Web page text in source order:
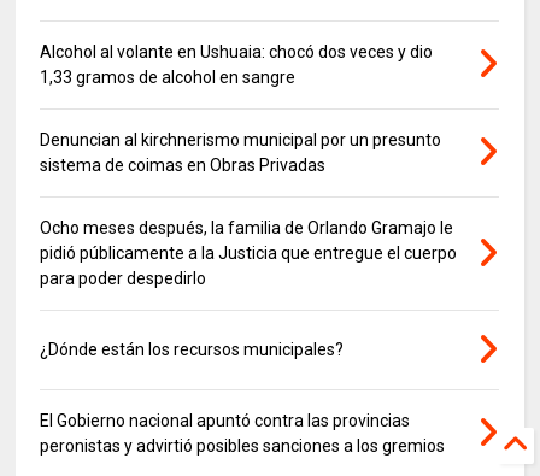
Alcohol al volante en Ushuaia: chocó dos veces y dio
1,33 gramos de alcohol en sangre
Denuncian al kirchnerismo municipal por un presunto
sistema de coimas en Obras Privadas
Ocho meses después, la familia de Orlando Gramajo le
pidió públicamente a la Justicia que entregue el cuerpo
para poder despedirlo
¿Dónde están los recursos municipales?
El Gobierno nacional apuntó contra las provincias
peronistas y advirtió posibles sanciones a los gremios